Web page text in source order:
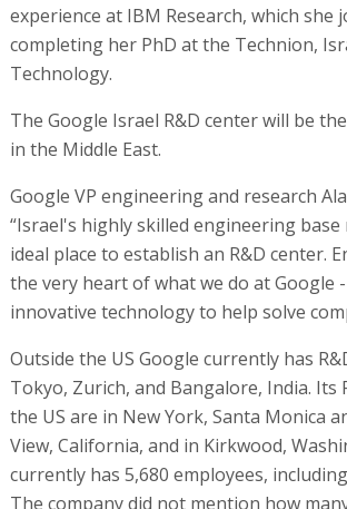
experience at IBM Research, which she
completing her PhD at the Technion,
Technology.
The Google Israel R&D center will be
in the Middle East.
Google VP engineering and research
“Israel's highly skilled engineering base
ideal place to establish an R&D center.
the very heart of what we do at Google
innovative technology to help solve
Outside the US Google currently has
Tokyo, Zurich, and Bangalore, India. Its
the US are in New York, Santa Monica
View, California, and in Kirkwood,
currently has 5,680 employees,
The company did not mention how